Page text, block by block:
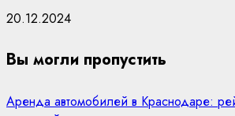
20.12.2024
Вы могли пропустить
Аренда автомобилей в Краснодаре: